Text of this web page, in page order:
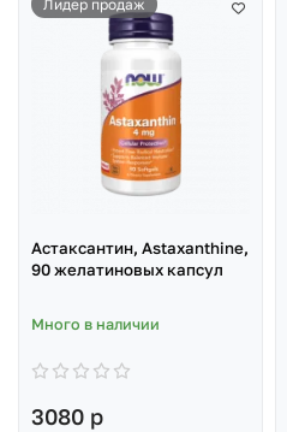
Лидер продаж
Астаксантин, Astaxanthine,
90 желатиновых капсул
Много в наличии
3080 р